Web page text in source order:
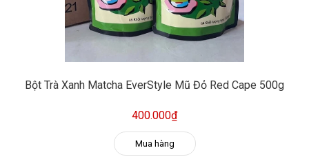
Bột Trà Xanh Matcha EverStyle Mũ Đỏ Red Cape 500g
400.000₫
Mua hàng